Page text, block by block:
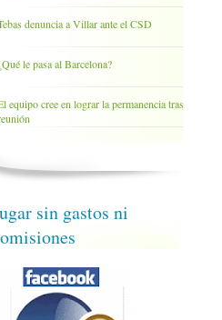
denuncia a Villar ante el CSD
le pasa al Barcelona?
equipo cree en lograr la permanencia tras la
sin gastos ni